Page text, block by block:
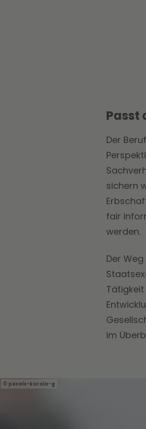
Passt
Der
sichern
fair
werden.
Der
im
pexels-karola-g